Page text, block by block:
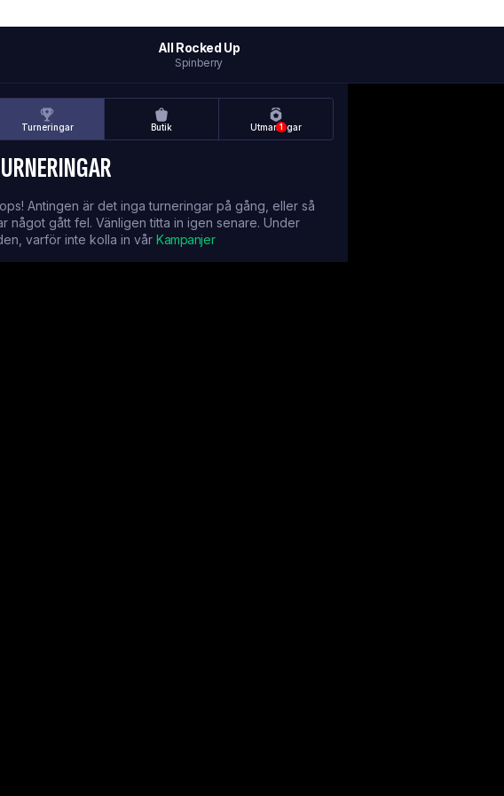
All Rocked Up
Spinberry
Turneringar Butik 1
Utmaningar
Antingen är det inga turneringar på gång, eller så
något gått fel. Vänligen titta in igen senare. Under
varför inte kolla in vår Kampanjer